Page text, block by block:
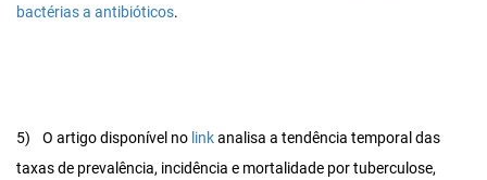
bactérias a antibióticos.
5) O artigo disponível no linkanalisa a tendência temporal das
taxas de prevalência, incidência e mortalidade por tuberculose,